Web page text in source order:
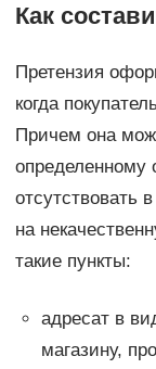
Как
Претензия
когда
Причем она
определенному
отсутствовать
на
такие пункты:
адресат в
магазину,